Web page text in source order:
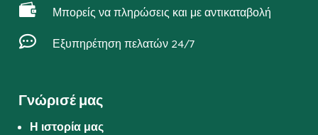
 Μπορείς να πληρώσεις και με αντικαταβολή
 Εξυπηρέτηση πελατών 24/7
Γνώρισέ μας
Η ιστορία μας